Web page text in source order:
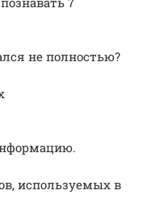
не полностью?
используемых в